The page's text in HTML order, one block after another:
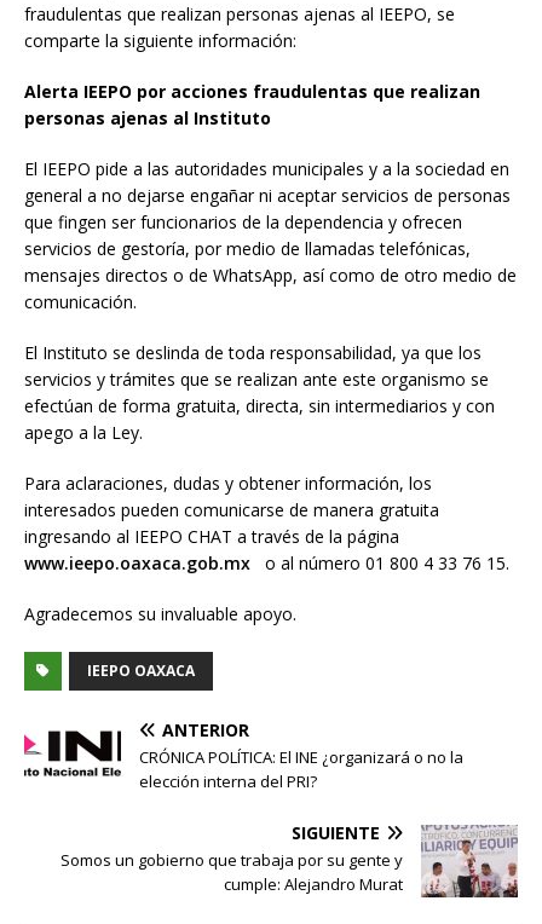
fraudulentas que realizan personas ajenas al IEEPO, se
comparte la siguiente información:
Alerta IEEPO por acciones fraudulentas que realizan
personas ajenas al Instituto
El IEEPO pide a las autoridades municipales y a la sociedad en
general a no dejarse engañar ni aceptar servicios de personas
que fingen ser funcionarios de la dependencia y ofrecen
servicios de gestoría, por medio de llamadas telefónicas,
mensajes directos o de WhatsApp, así como de otro medio de
comunicación.
El Instituto se deslinda de toda responsabilidad, ya que los
servicios y trámites que se realizan ante este organismo se
efectúan de forma gratuita, directa, sin intermediarios y con
apego a la Ley.
Para aclaraciones, dudas y obtener información, los
interesados pueden comunicarse de manera gratuita
ingresando al IEEPO CHAT a través de la página
www.ieepo.oaxaca.gob.mx o al número 01 800 4 33 76 15.
Agradecemos su invaluable apoyo.
IEEPO OAXACA
ANTERIOR
CRÓNICA POLÍTICA: El INE ¿organizará o no la
elección interna del PRI?
SIGUIENTE
Somos un gobierno que trabaja por su gente y
cumple: Alejandro Murat